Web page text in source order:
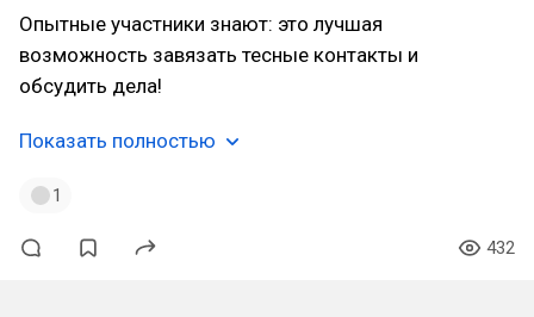
Опытные участники знают: это лучшая
возможность завязать тесные контакты и
обсудить дела!
Показать полностью
1
432